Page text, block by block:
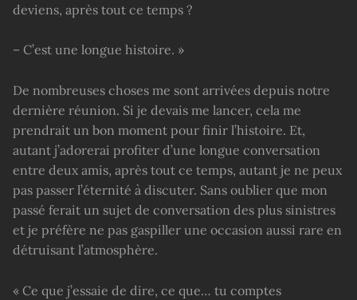
deviens, après tout ce temps ?
– C’est une longue histoire. »
De nombreuses choses me sont arrivées depuis notre
dernière réunion. Si je devais me lancer, cela me
prendrait un bon moment pour finir l’histoire. Et,
autant j’adorerai profiter d’une longue conversation
entre deux amis, après tout ce temps, autant je ne peux
pas passer l’éternité à discuter. Sans oublier que mon
passé ferait un sujet de conversation des plus sinistres
et je préfère ne pas gaspiller une occasion aussi rare en
détruisant l’atmosphère.
« Ce que j’essaie de dire, ce que… tu comptes